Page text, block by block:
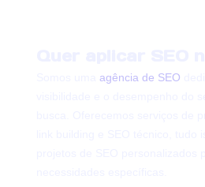
agência de SEO